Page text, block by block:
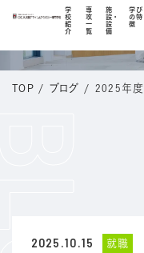
学
校
紹
介
専
攻
一
覧
施
設・
設
備
学び
の特
徴
TOP / ブログ / 2025年
2025.10.15 就職